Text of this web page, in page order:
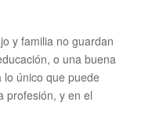
y familia no guardan
o una buena
único que puede
profesión, y en el